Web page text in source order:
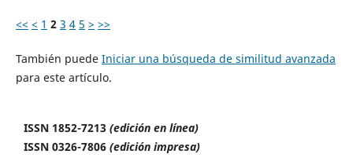
<< < 1 2 3 4 5 > >>
También puede Iniciar una búsqueda de similitud avanzada
para este artículo.
ISSN 1852-7213 (edición en línea)
ISSN 0326-7806 (edición impresa)